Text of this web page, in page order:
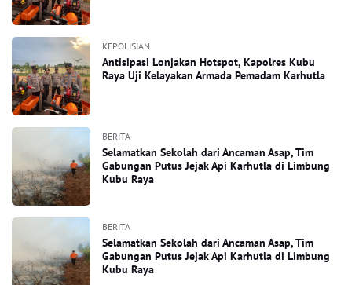
KEPOLISIAN
Antisipasi Lonjakan Hotspot, Kapolres Kubu
Raya Uji Kelayakan Armada Pemadam Karhutla
BERITA
Selamatkan Sekolah dari Ancaman Asap, Tim
Gabungan Putus Jejak Api Karhutla di Limbung
Kubu Raya
BERITA
Selamatkan Sekolah dari Ancaman Asap, Tim
Gabungan Putus Jejak Api Karhutla di Limbung
Kubu Raya